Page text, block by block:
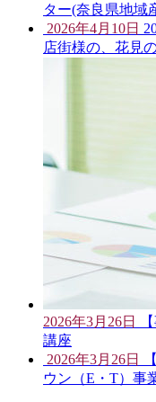
ター(奈良県地域
2026年4月10日
店街様の、花見
2026年3月26日
講座
2026年3月26日
ウン（E・T）事